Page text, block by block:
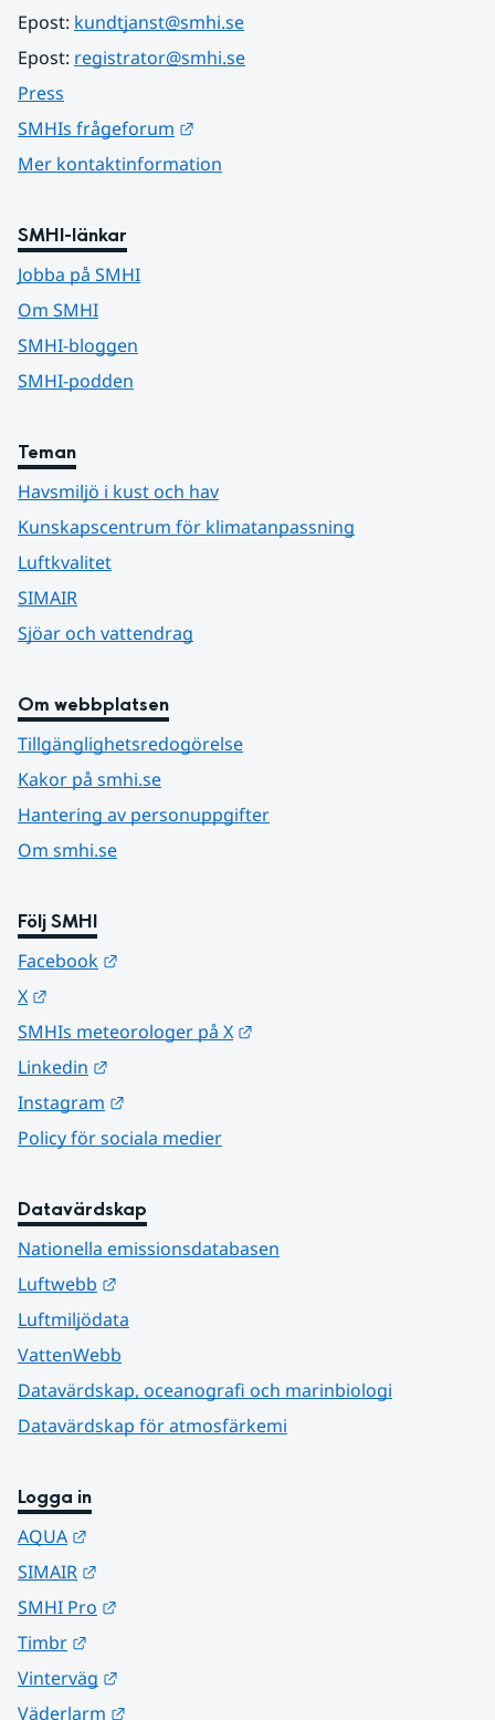
Epost: kundtjanst@smhi.se
Epost: registrator@smhi.se
Press
SMHIs frågeforum
Mer kontaktinformation
SMHI-länkar
Jobba på SMHI
Om SMHI
SMHI-bloggen
SMHI-podden
Teman
Havsmiljö i kust och hav
Kunskapscentrum för klimatanpassning
Luftkvalitet
SIMAIR
Sjöar och vattendrag
Om webbplatsen
Tillgänglighetsredogörelse
Kakor på smhi.se
Hantering av personuppgifter
Om smhi.se
Följ SMHI
Facebook
X
SMHIs meteorologer på X
Linkedin
Instagram
Policy för sociala medier
Datavärdskap
Nationella emissionsdatabasen
Luftwebb
Luftmiljödata
VattenWebb
Datavärdskap, oceanografi och marinbiologi
Datavärdskap för atmosfärkemi
Logga in
AQUA
SIMAIR
SMHI Pro
Timbr
Vinterväg
Väderlarm